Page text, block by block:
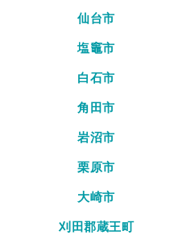
仙台市
塩竈市
白石市
角田市
岩沼市
栗原市
大崎市
刈田郡蔵王町